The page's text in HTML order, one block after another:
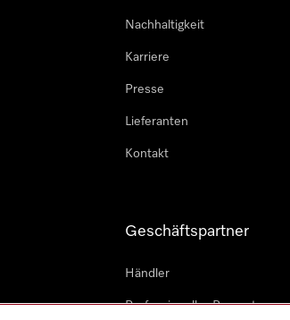
Nachhaltigkeit
Karriere
Presse
Lieferanten
Kontakt
Geschäftspartner
Händler
Professioneller Reparateur